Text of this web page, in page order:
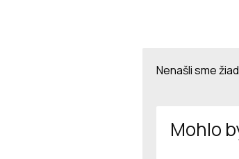
Nenašli sme
Mohlo